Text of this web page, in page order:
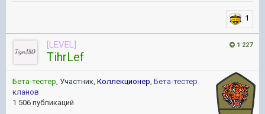
1
1 227
[LEVEL]
TihrLef
Бета-тестер, Участник, Коллекционер, Бета-тестер
кланов
1 506 публикаций